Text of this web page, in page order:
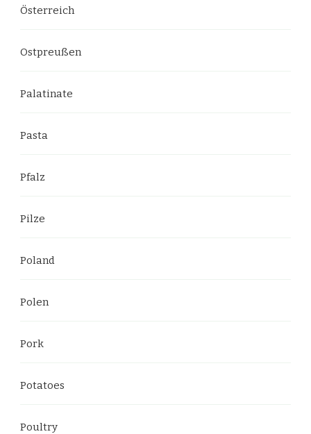
Österreich
Ostpreußen
Palatinate
Pasta
Pfalz
Pilze
Poland
Polen
Pork
Potatoes
Poultry